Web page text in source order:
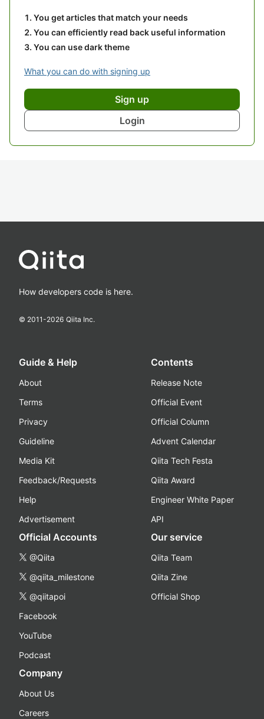
You get articles that match your needs
You can efficiently read back useful information
You can use dark theme
What you can do with signing up
Sign up
Login
How developers code is here.
© 2011-2026 Qiita Inc.
Guide & Help
About
Terms
Privacy
Guideline
Media Kit
Feedback/Requests
Help
Advertisement
Contents
Release Note
Official Event
Official Column
Advent Calendar
Qiita Tech Festa
Qiita Award
Engineer White Paper
API
Official Accounts
@Qiita
@qiita_milestone
@qiitapoi
Facebook
YouTube
Podcast
Our service
Qiita Team
Qiita Zine
Official Shop
Company
About Us
Careers